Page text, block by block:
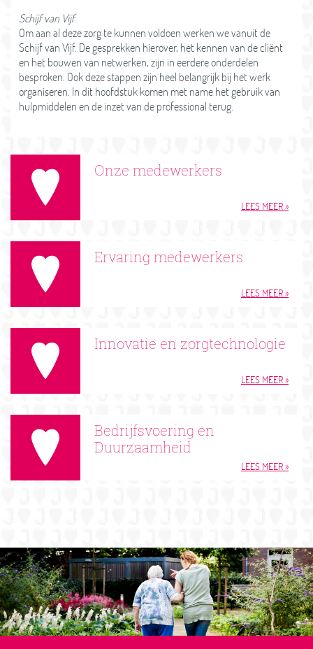
Schijf van Vijf
Om aan al deze zorg te kunnen voldoen werken we vanuit de
Schijf van Vijf. De gesprekken hierover, het kennen van de cliënt
en het bouwen van netwerken, zijn in eerdere onderdelen
besproken. Ook deze stappen zijn heel belangrijk bij het werk
organiseren. In dit hoofdstuk komen met name het gebruik van
hulpmiddelen en de inzet van de professional terug.
Onze medewerkers
LEES MEER
Ervaring medewerkers
LEES MEER
Innovatie en zorgtechnologie
LEES MEER
Bedrijfsvoering en
Duurzaamheid
LEES MEER